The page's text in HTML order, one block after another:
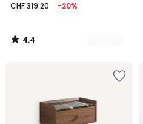
CHF 319.20 -20%
4.4
/